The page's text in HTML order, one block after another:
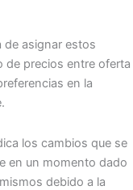
de asignar estos
de precios entre oferta
en la
los cambios que se
en un momento dado
debido a la